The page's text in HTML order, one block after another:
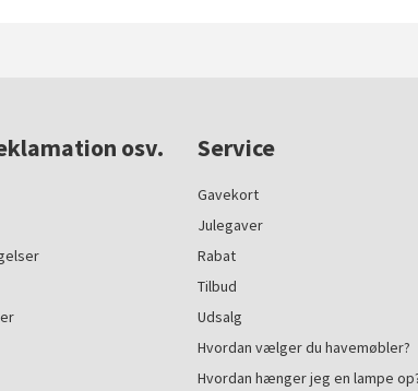
osv. Service
Gavekort
Julegaver
Rabat
Tilbud
Udsalg
Hvordan vælger du havemøbler?
Hvordan hænger jeg en lampe